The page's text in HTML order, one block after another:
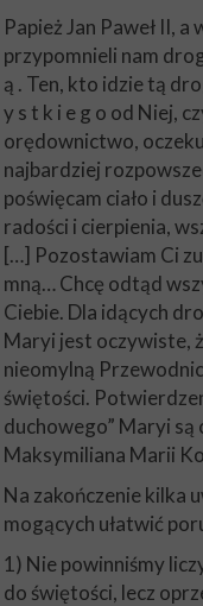
Papież Jan Paweł II,
przypomnieli nam
ą . Ten, kto idzie tą
y s t k i e g o od Niej,
orędownictwo,
najbardziej
poświęcam ciało i
radości i cierpienia,
[…] Pozostawiam Ci
mną… Chcę odtąd
Ciebie. Dla idących
Maryi jest oczywiste,
nieomylną
świętości.
duchowego” Maryi są
Maksymiliana Marii
Na zakończenie kilka
mogących ułatwić
1) Nie powinniśmy
do świętości, lecz